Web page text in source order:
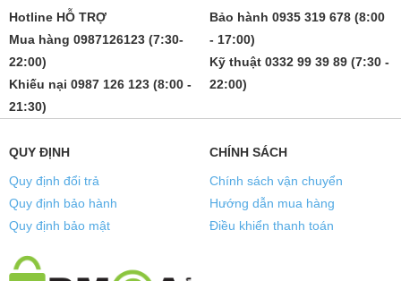
Hotline HỖ TRỢ
Mua hàng 0987126123 (7:30-
22:00)
Khiếu nại 0987 126 123 (8:00 -
21:30)
Bảo hành 0935 319 678 (8:00
- 17:00)
Kỹ thuật 0332 99 39 89 (7:30 -
22:00)
QUY ĐỊNH
Quy định đổi trả
Quy định bảo hành
Quy định bảo mật
CHÍNH SÁCH
Chính sách vận chuyển
Hướng dẫn mua hàng
Điều khiển thanh toán